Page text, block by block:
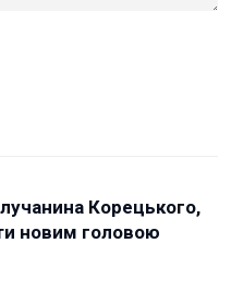
Корецького,
новим головою